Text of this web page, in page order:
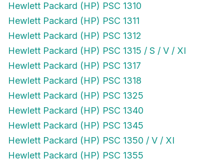
Hewlett Packard (HP) PSC 1310
Hewlett Packard (HP) PSC 1311
Hewlett Packard (HP) PSC 1312
Hewlett Packard (HP) PSC 1315 / S / V / XI
Hewlett Packard (HP) PSC 1317
Hewlett Packard (HP) PSC 1318
Hewlett Packard (HP) PSC 1325
Hewlett Packard (HP) PSC 1340
Hewlett Packard (HP) PSC 1345
Hewlett Packard (HP) PSC 1350 / V / XI
Hewlett Packard (HP) PSC 1355